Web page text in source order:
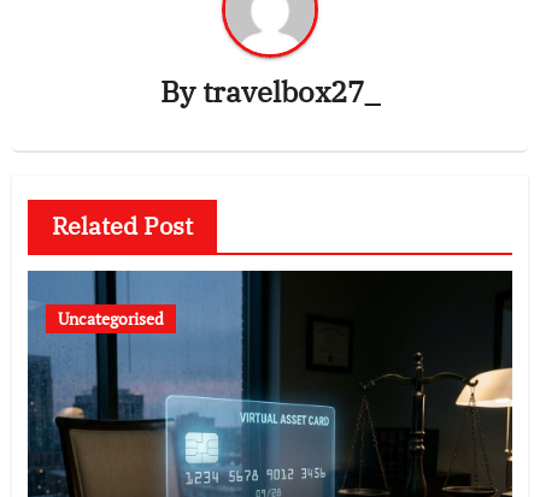
Bytravelbox27_
Related Post
Uncategorised